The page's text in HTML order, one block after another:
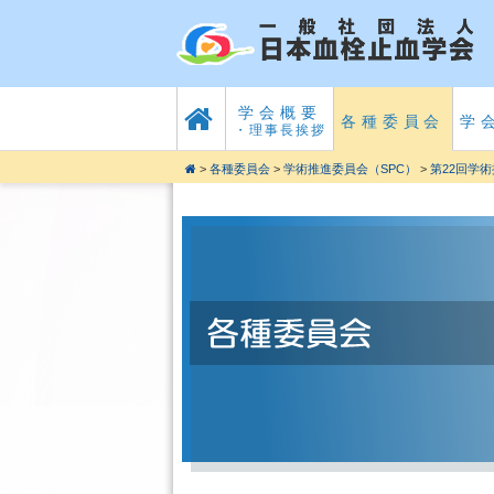
学会概要
・理事長挨拶 各種委員会 学
> 各種委員会 > 学術推進委員会（SPC） > 第22回学